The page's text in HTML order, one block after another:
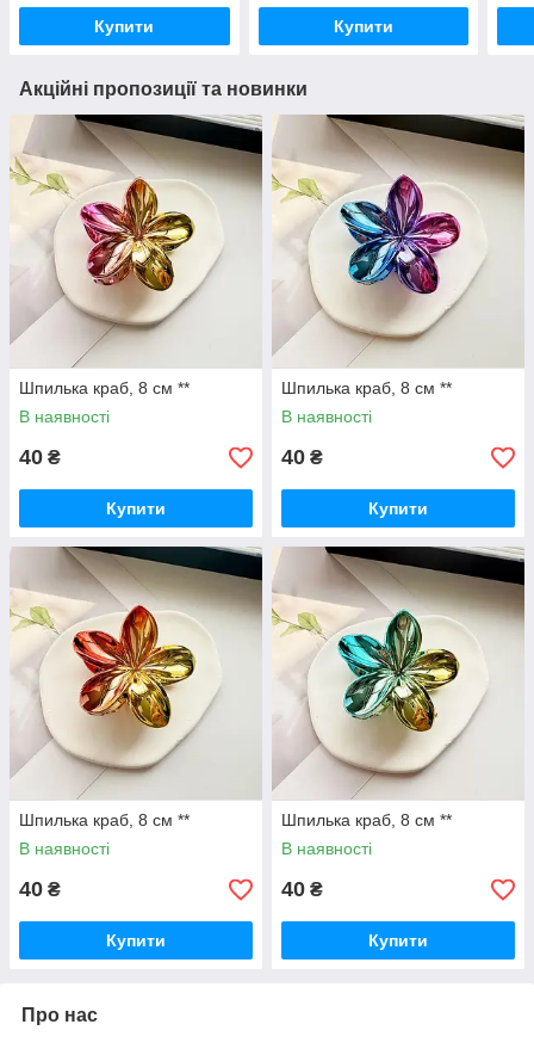
Купити Купити
Акційні пропозиції та новинки
Шпилька краб, 8 см **
В наявності
40 ₴
Купити
Шпилька краб, 8 см **
В наявності
40 ₴
Купити
Шпилька краб, 8 см **
В наявності
40 ₴
Купити
Шпилька краб, 8 см **
В наявності
40 ₴
Купити
Про нас